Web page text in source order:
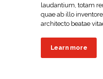
laudantium, totam
quae ab illo
architecto beatae
Learn more